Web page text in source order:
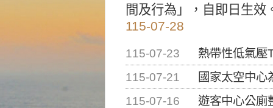
間及行為」，自即日生效
115-07-28
115-07-23
熱帶性低氣壓
115-07-21
國家太空中心為辦理
115-07-16
遊客中心公廁